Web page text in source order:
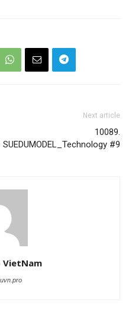
Next article
10089.
SUEDUMODEL_Technology #9
VietNam